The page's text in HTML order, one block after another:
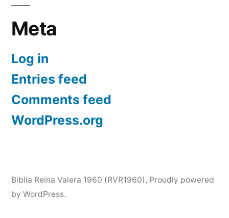
Meta
Log in
Entries feed
Comments feed
WordPress.org
Biblia Reina Valera 1960 (RVR1960) , Proudly powered
by WordPress.